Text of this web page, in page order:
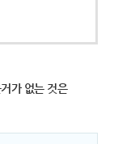
거가 없는 것은